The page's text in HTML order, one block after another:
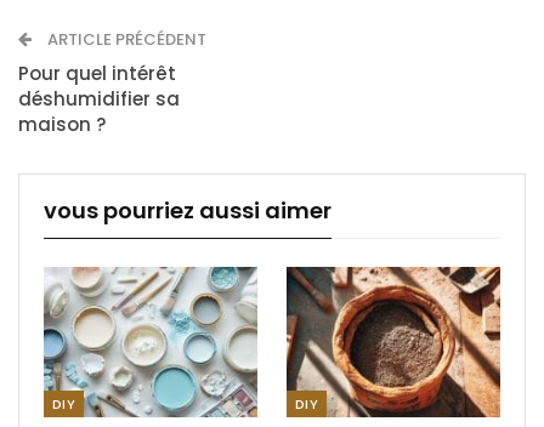
ARTICLE PRÉCÉDENT
Pour quel intérêt
déshumidifier sa
maison ?
vous pourriez aussi aimer
DIY DIY